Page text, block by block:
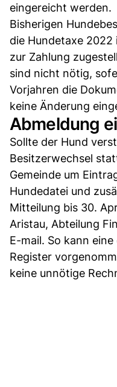
eingereicht werden.
Bisherigen
die Hundetaxe 2022
zur Zahlung
sind nicht nötig,
Vorjahren die
keine Änderung
Abmeldung
Sollte der Hund
Besitzerwechsel
Gemeinde um
Hundedatei und
Mitteilung bis 30.
Aristau, Abteilung
E-mail. So kann
Register
keine unnötige